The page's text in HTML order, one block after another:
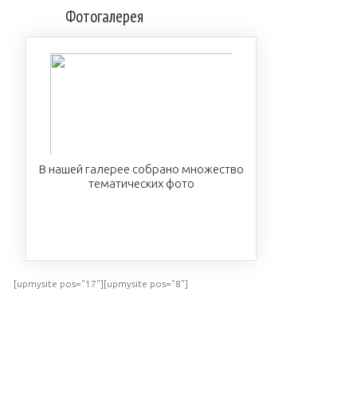
Фотогалерея
В нашей галерее собрано множество
тематических фото
[upmysite pos="17"][upmysite pos="8"]